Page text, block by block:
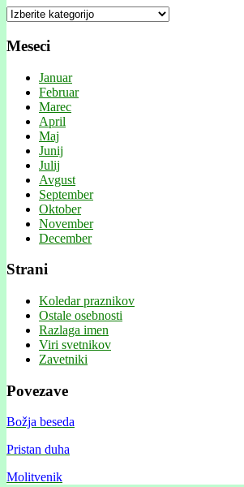
Kategorije
Meseci
Januar
Februar
Marec
April
Maj
Junij
Julij
Avgust
September
Oktober
November
December
Strani
Koledar praznikov
Ostale osebnosti
Razlaga imen
Viri svetnikov
Zavetniki
Povezave
Božja beseda
Pristan duha
Molitvenik